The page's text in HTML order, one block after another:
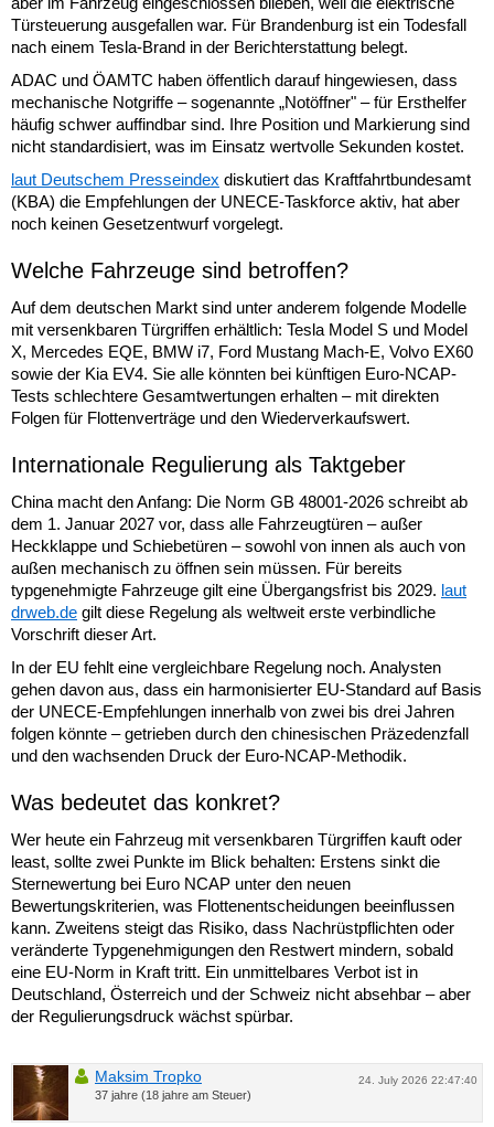
Türsteuerung ausgefallen war. Für Brandenburg ist ein Todesfall
nach einem Tesla-Brand in der Berichterstattung belegt.
ADAC und ÖAMTC haben öffentlich darauf hingewiesen, dass
mechanische Notgriffe – sogenannte „Notöffner" – für Ersthelfer
häufig schwer auffindbar sind. Ihre Position und Markierung sind
nicht standardisiert, was im Einsatz wertvolle Sekunden kostet.
laut Deutschem Presseindex diskutiert das Kraftfahrtbundesamt
(KBA) die Empfehlungen der UNECE-Taskforce aktiv, hat aber
noch keinen Gesetzentwurf vorgelegt.
Welche Fahrzeuge sind betroffen?
Auf dem deutschen Markt sind unter anderem folgende Modelle
mit versenkbaren Türgriffen erhältlich: Tesla Model S und Model
X, Mercedes EQE, BMW i7, Ford Mustang Mach-E, Volvo EX60
sowie der Kia EV4. Sie alle könnten bei künftigen Euro-NCAP-
Tests schlechtere Gesamtwertungen erhalten – mit direkten
Folgen für Flottenverträge und den Wiederverkaufswert.
Internationale Regulierung als Taktgeber
China macht den Anfang: Die Norm GB 48001-2026 schreibt ab
dem 1. Januar 2027 vor, dass alle Fahrzeugtüren – außer
Heckklappe und Schiebetüren – sowohl von innen als auch von
außen mechanisch zu öffnen sein müssen. Für bereits
typgenehmigte Fahrzeuge gilt eine Übergangsfrist bis 2029. laut
drweb.de gilt diese Regelung als weltweit erste verbindliche
Vorschrift dieser Art.
In der EU fehlt eine vergleichbare Regelung noch. Analysten
gehen davon aus, dass ein harmonisierter EU-Standard auf Basis
der UNECE-Empfehlungen innerhalb von zwei bis drei Jahren
folgen könnte – getrieben durch den chinesischen Präzedenzfall
und den wachsenden Druck der Euro-NCAP-Methodik.
Was bedeutet das konkret?
Wer heute ein Fahrzeug mit versenkbaren Türgriffen kauft oder
least, sollte zwei Punkte im Blick behalten: Erstens sinkt die
Sternewertung bei Euro NCAP unter den neuen
Bewertungskriterien, was Flottenentscheidungen beeinflussen
kann. Zweitens steigt das Risiko, dass Nachrüstpflichten oder
veränderte Typgenehmigungen den Restwert mindern, sobald
eine EU-Norm in Kraft tritt. Ein unmittelbares Verbot ist in
Deutschland, Österreich und der Schweiz nicht absehbar – aber
der Regulierungsdruck wächst spürbar.
24. July 2026 22:47:40
Maksim Tropko
37 jahre (18 jahre am Steuer)